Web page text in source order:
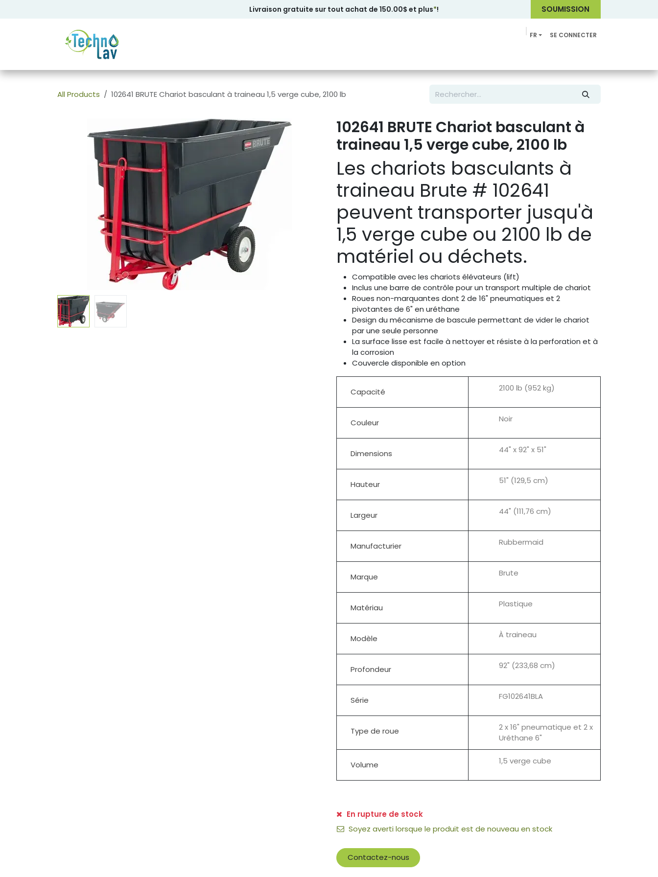
Livraison gratuite sur tout achat de 150.00$ et plus*! SOUMISSION
FR SE CONNECTER
All Products 102641 BRUTE Chariot basculant à traineau 1,5 verge cube, 2100 lb
102641 BRUTE Chariot basculant à
traineau 1,5 verge cube, 2100 lb
Les chariots basculants à
traineau Brute # 102641
peuvent transporter jusqu'à
1,5 verge cube ou 2100 lb de
matériel ou déchets.
Compatible avec les chariots élévateurs (lift)
Inclus une barre de contrôle pour un transport multiple de chariot
Roues non-marquantes dont 2 de 16" pneumatiques et 2
pivotantes de 6" en uréthane
Design du mécanisme de bascule permettant de vider le chariot
par une seule personne
La surface lisse est facile à nettoyer et résiste à la perforation et à
la corrosion
Couvercle disponible en option
Capacité 2100 lb (952 kg)
Couleur Noir
Dimensions 44" x 92" x 51"
Hauteur 51" (129,5 cm)
Largeur 44" (111,76 cm)
Manufacturier Rubbermaid
Marque Brute
Matériau Plastique
Modèle À traineau
Profondeur 92" (233,68 cm)
Série FG102641BLA
Type de roue
2 x 16" pneumatique et 2 x
Uréthane 6"
Volume 1,5 verge cube
En rupture de stock
Soyez averti lorsque le produit est de nouveau en stock
Contactez-nous